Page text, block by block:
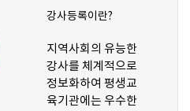
강사등록이란?
지역사회의 유능한
강사를 체계적으로
정보화하여 평생교
육기관에는 우수한